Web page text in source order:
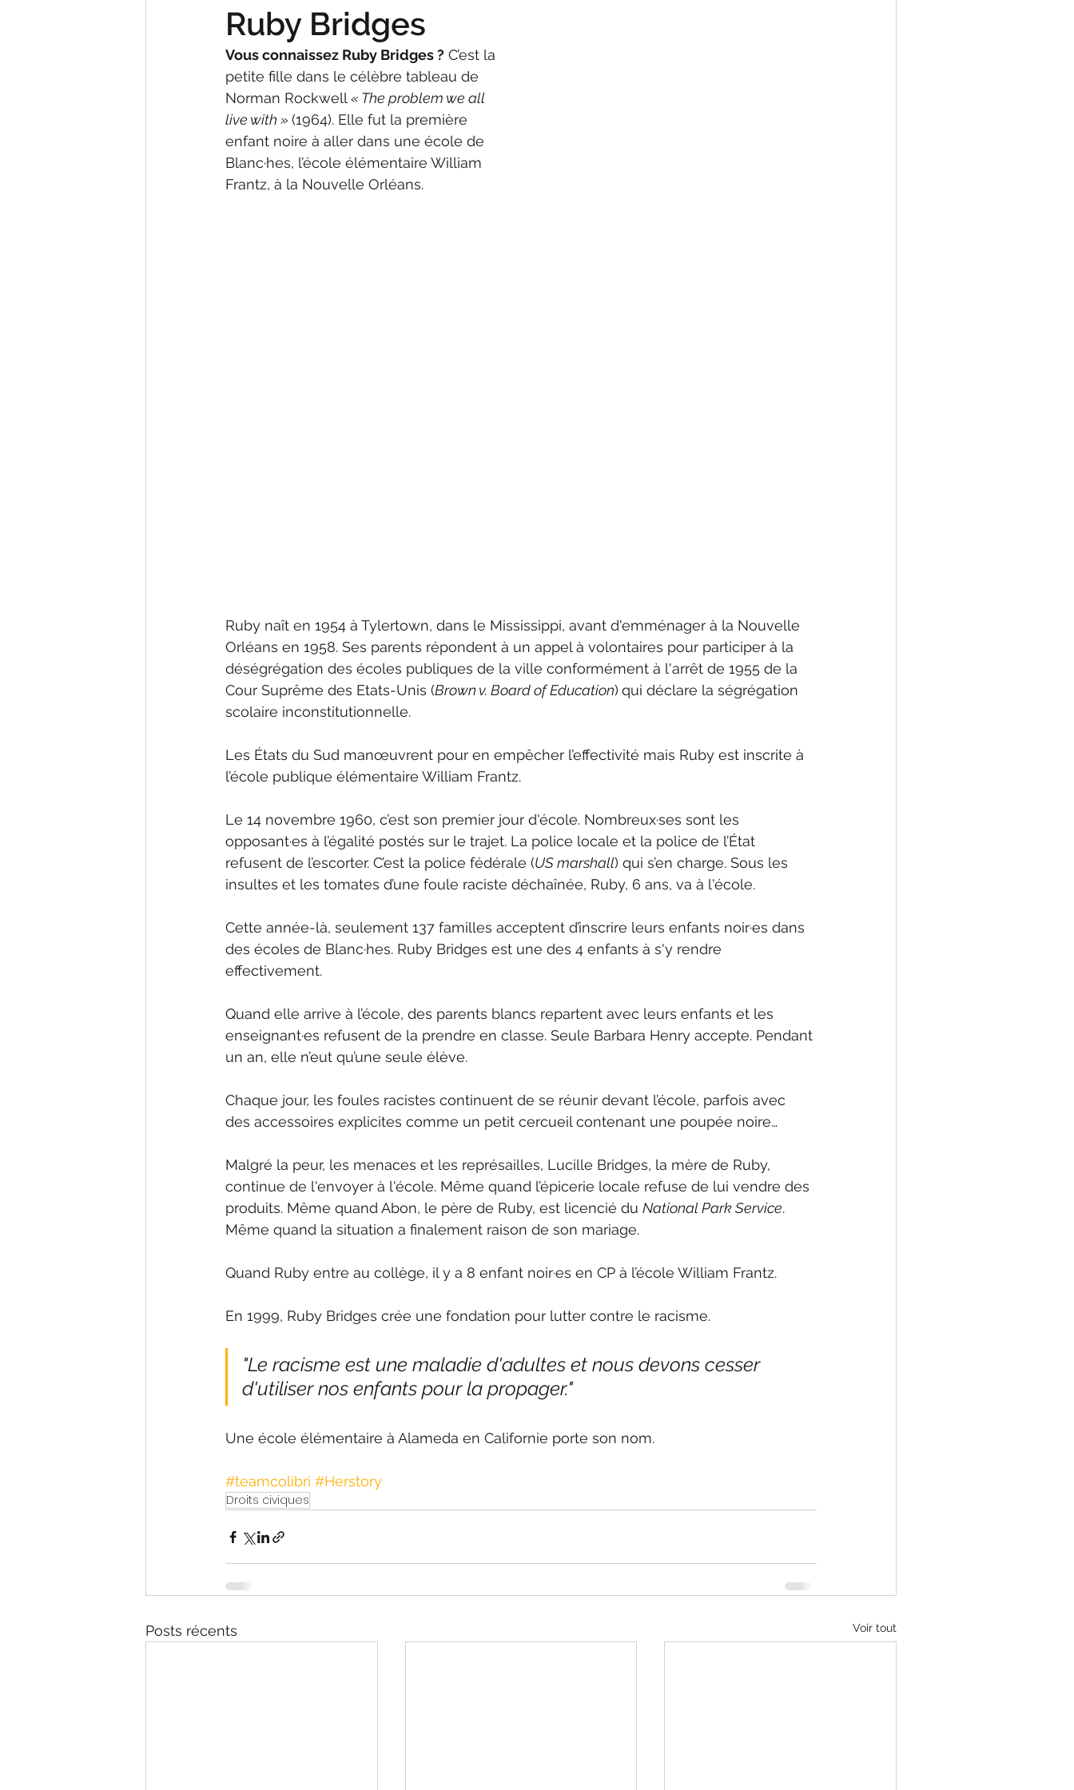
Ruby Bridges
Vous connaissez Ruby Bridges ? C’est la
petite fille dans le célèbre tableau de
Norman Rockwell « The problem we all
live with » (1964). Elle fut la première
enfant noire à aller dans une école de
Blanc·hes, l’école élémentaire William
Frantz, à la Nouvelle Orléans.
Ruby naît en 1954 à Tylertown, dans le Mississippi, avant d'emménager à la Nouvelle
Orléans en 1958. Ses parents répondent à un appel à volontaires pour participer à la
déségrégation des écoles publiques de la ville conformément à l'arrêt de 1955 de la
Cour Suprême des Etats-Unis (Brown v. Board of Education) qui déclare la ségrégation
scolaire inconstitutionnelle.
Les États du Sud manœuvrent pour en empêcher l’effectivité mais Ruby est inscrite à
l’école publique élémentaire William Frantz.
Le 14 novembre 1960, c’est son premier jour d'école. Nombreux·ses sont les
opposant·es à l’égalité postés sur le trajet. La police locale et la police de l’État
refusent de l’escorter. C’est la police fédérale (US marshall) qui s’en charge. Sous les
insultes et les tomates d’une foule raciste déchaînée, Ruby, 6 ans, va à l'école.
Cette année-là, seulement 137 familles acceptent d’inscrire leurs enfants noir·es dans
des écoles de Blanc·hes. Ruby Bridges est une des 4 enfants à s'y rendre
effectivement.
Quand elle arrive à l’école, des parents blancs repartent avec leurs enfants et les
enseignant·es refusent de la prendre en classe. Seule Barbara Henry accepte. Pendant
un an, elle n’eut qu’une seule élève.
Chaque jour, les foules racistes continuent de se réunir devant l’école, parfois avec
des accessoires explicites comme un petit cercueil contenant une poupée noire…
Malgré la peur, les menaces et les représailles, Lucille Bridges, la mère de Ruby,
continue de l'envoyer à l'école. Même quand l’épicerie locale refuse de lui vendre des
produits. Même quand Abon, le père de Ruby, est licencié du National Park Service.
Même quand la situation a finalement raison de son mariage.
Quand Ruby entre au collège, il y a 8 enfant noir·es en CP à l’école William Frantz.
En 1999, Ruby Bridges crée une fondation pour lutter contre le racisme.
"Le racisme est une maladie d'adultes et nous devons cesser
d'utiliser nos enfants pour la propager."
Une école élémentaire à Alameda en Californie porte son nom.
#teamcolibri #Herstory
Droits civiques
Posts récents Voir tout